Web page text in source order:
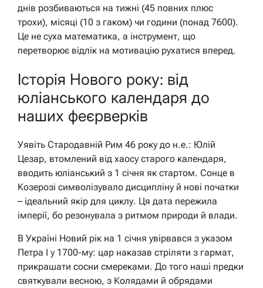
днів розбиваються на тижні (45 повних плюс
трохи), місяці (10 з гаком) чи години (понад 7600).
Це не суха математика, а інструмент, що
перетворює відлік на мотивацію рухатися вперед.
Історія Нового року: від
юліанського календаря до
наших феєрверків
Уявіть Стародавній Рим 46 року до н.е.: Юлій
Цезар, втомлений від хаосу старого календаря,
вводить юліанський з 1 січня як стартом. Сонце в
Козерозі символізувало дисципліну й нові початки
– ідеальний якір для циклу. Ця дата пережила
імперії, бо резонувала з ритмом природи й влади.
В Україні Новий рік на 1 січня увірвався з указом
Петра I у 1700-му: цар наказав стріляти з гармат,
прикрашати сосни смереками. До того наші предки
святкували весною, з Колядами й обрядами